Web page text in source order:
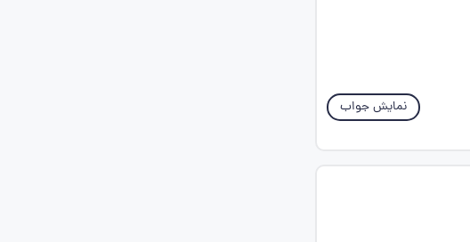
نمایش جواب